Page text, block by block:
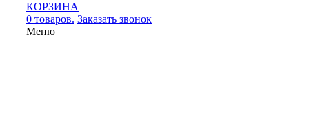
КОРЗИНА
0 товаров. Заказать звонок
Меню